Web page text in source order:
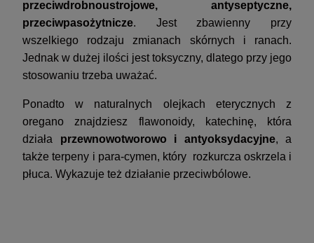
przeciwdrobnoustrojowe, antyseptyczne,
przeciwpasożytnicze. Jest zbawienny przy
wszelkiego rodzaju zmianach skórnych i ranach.
Jednak w dużej ilości jest toksyczny, dlatego przy jego
stosowaniu trzeba uważać.
Ponadto w naturalnych olejkach eterycznych z
oregano znajdziesz flawonoidy, katechinę, która
działa przewnowotworowo i antyoksydacyjne, a
także terpeny i para-cymen, który rozkurcza oskrzela i
płuca. Wykazuje też działanie przeciwbólowe.